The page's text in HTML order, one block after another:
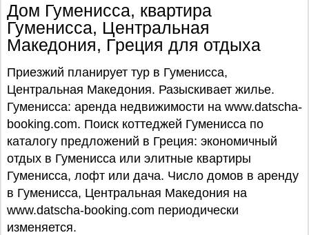
Дом Гуменисса, квартира
Гуменисса, Центральная
Македония, Греция для отдыха
Приезжий планирует тур в Гуменисса,
Центральная Македония. Разыскивает жилье.
Гуменисса: аренда недвижимости на www.datscha-
booking.com. Поиск коттеджей Гуменисса по
каталогу предложений в Греция: экономичный
отдых в Гуменисса или элитные квартиры
Гуменисса, лофт или дача. Число домов в аренду
в Гуменисса, Центральная Македония на
www.datscha-booking.com периодически
изменяется.